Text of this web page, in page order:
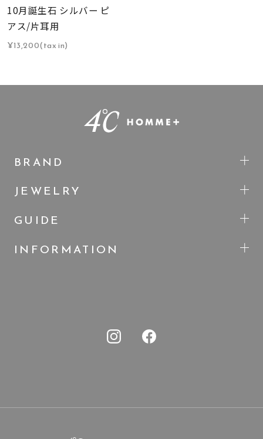
10月誕生石 シルバー ピ
アス/片耳用
¥13,200(tax in)
BRAND
JEWELRY
GUIDE
INFORMATION